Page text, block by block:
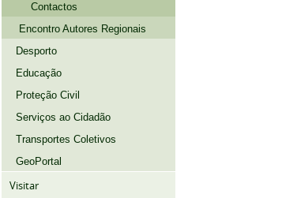
Contactos
Encontro Autores Regionais
Desporto
Educação
Proteção Civil
Serviços ao Cidadão
Transportes Coletivos
GeoPortal
Visitar